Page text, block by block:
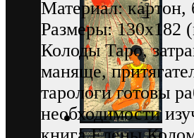
Материал: картон,
Размеры: 130х182
Колоды Таро,
маняще,
тарологи готовы
необходимости